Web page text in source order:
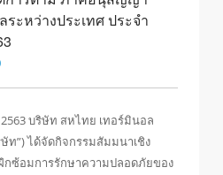
ระหว่างประเทศ ประจำ
บริษัท สหไทย เทอร์มินอล
ท”) ได้จัดกิจกรรมสัมมนาเชิง
กซ้อมการรักษาความปลอดภัยของ